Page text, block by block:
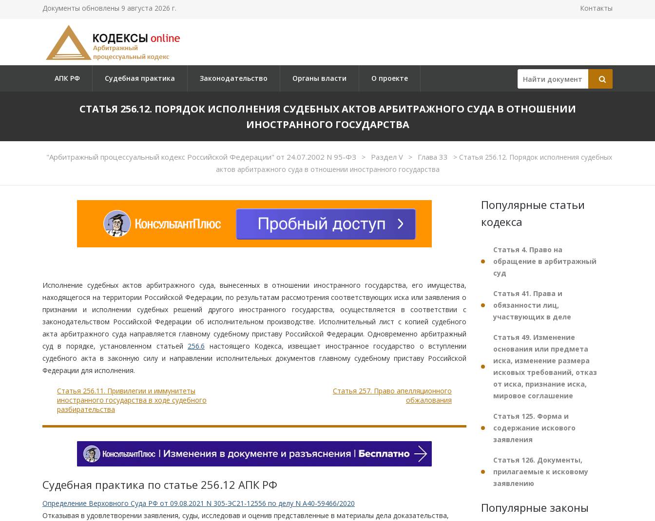
Документы обновлены 9 августа 2026 г. Контакты
АПК РФ Судебная практика Законодательство Органы власти О проекте
СТАТЬЯ 256.12. ПОРЯДОК ИСПОЛНЕНИЯ СУДЕБНЫХ АКТОВ АРБИТРАЖНОГО СУДА В ОТНОШЕНИИ
ИНОСТРАННОГО ГОСУДАРСТВА
"Арбитражный процессуальный кодекс Российской Федерации" от 24.07.2002 N 95-ФЗ > Раздел V > Глава 33 > Статья 256.12. Порядок исполнения судебных
актов арбитражного суда в отношении иностранного государства
Исполнение судебных актов арбитражного суда, вынесенных в отношении иностранного государства, его имущества,
находящегося на территории Российской Федерации, по результатам рассмотрения соответствующих иска или заявления о
признании и исполнении судебных решений другого иностранного государства, осуществляется в соответствии с
законодательством Российской Федерации об исполнительном производстве. Исполнительный лист с копией судебного
акта арбитражного суда направляется главному судебному приставу Российской Федерации. Одновременно арбитражный
суд в порядке, установленном статьей 256.6 настоящего Кодекса, извещает иностранное государство о вступлении
судебного акта в законную силу и направлении исполнительных документов главному судебному приставу Российской
Федерации для исполнения.
Статья 256.11. Привилегии и иммунитеты
иностранного государства в ходе судебного
разбирательства
Статья 257. Право апелляционного
обжалования
Судебная практика по статье 256.12 АПК РФ
Определение Верховного Суда РФ от 09.08.2021 N 305-ЭС21-12556 по делу N А40-59466/2020
Отказывая в удовлетворении заявления, суды, исследовав и оценив представленные в материалы дела доказательства,
Популярные статьи
кодекса
Статья 4. Право на
обращение в арбитражный
суд
Статья 41. Права и
обязанности лиц,
участвующих в деле
Статья 49. Изменение
основания или предмета
иска, изменение размера
исковых требований, отказ
от иска, признание иска,
мировое соглашение
Статья 125. Форма и
содержание искового
заявления
Статья 126. Документы,
прилагаемые к исковому
заявлению
Популярные законы